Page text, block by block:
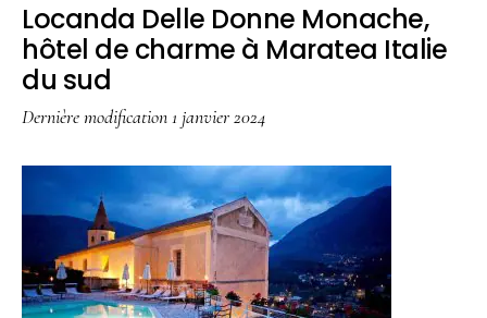
Locanda Delle Donne Monache,
hôtel de charme à Maratea Italie
du sud
Dernière modification1 janvier 2024